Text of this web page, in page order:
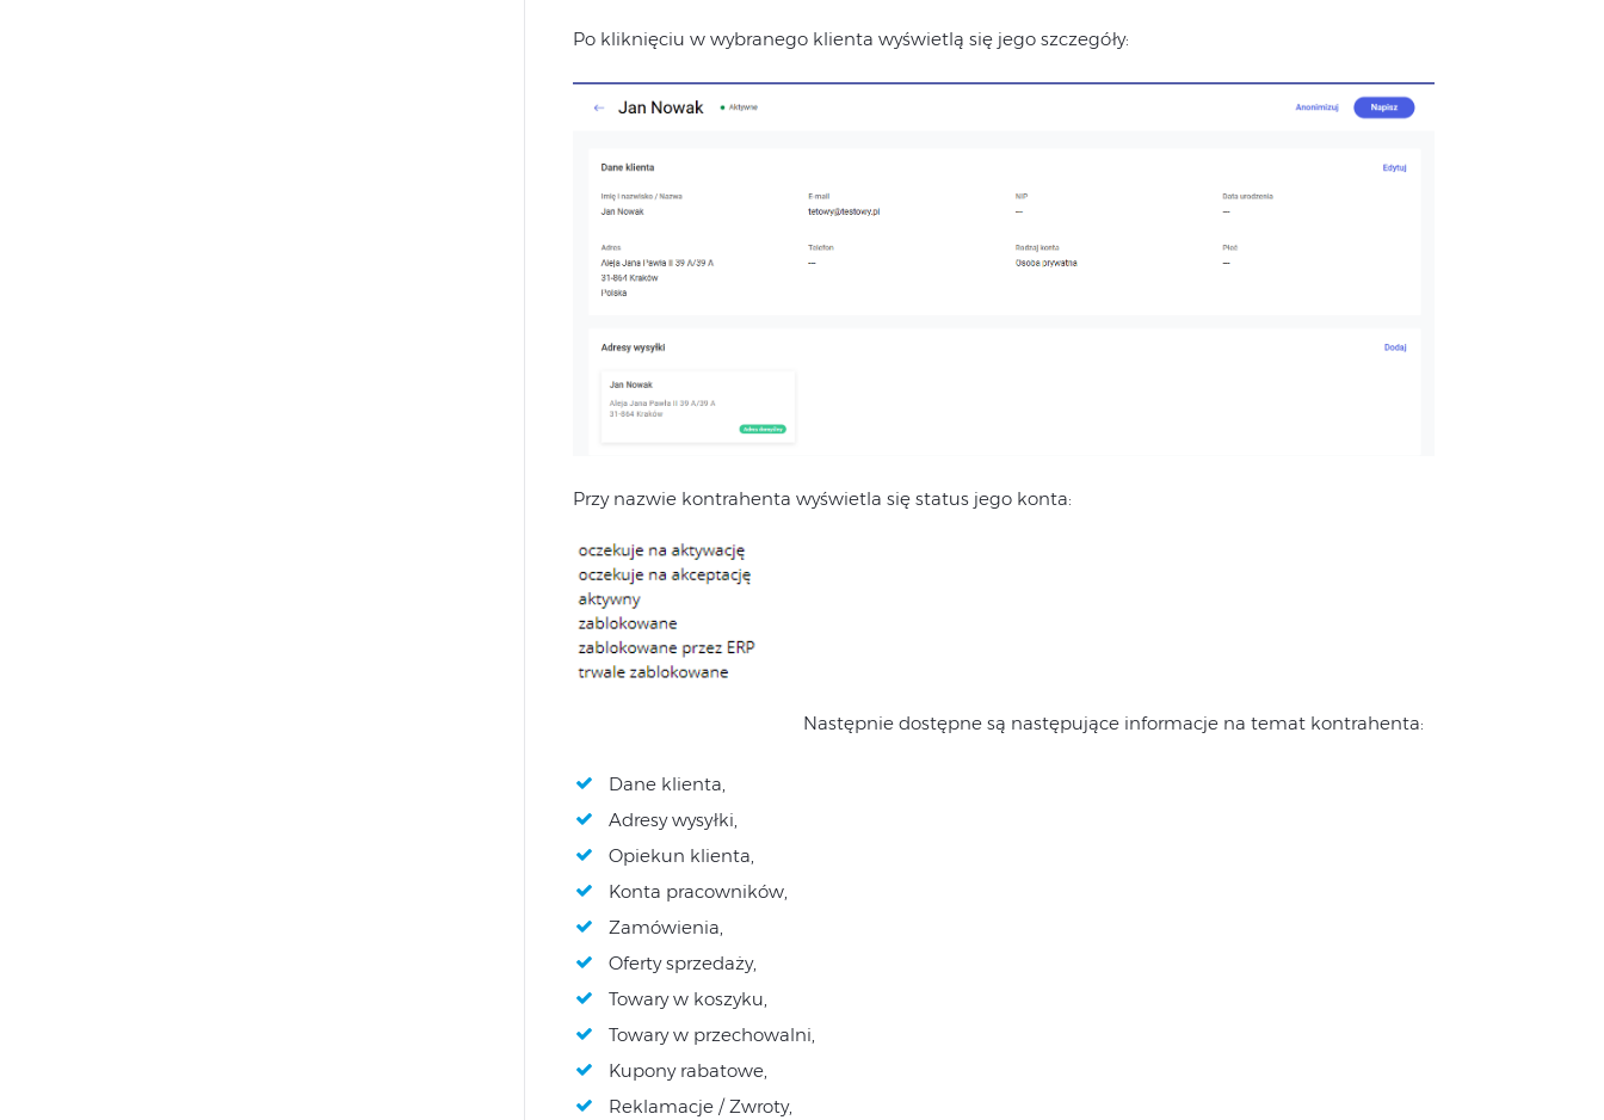
Po kliknięciu w wybranego klienta wyświetlą się jego szczegóły:
Przy nazwie kontrahenta wyświetla się status jego konta:
Następnie dostępne są następujące informacje na temat kontrahenta:
Dane klienta,
Adresy wysyłki,
Opiekun klienta,
Konta pracowników,
Zamówienia,
Oferty sprzedaży,
Towary w koszyku,
Towary w przechowalni,
Kupony rabatowe,
Reklamacje / Zwroty,